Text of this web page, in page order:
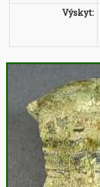
Výskyt: